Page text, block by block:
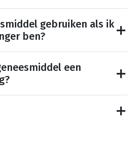
gebruiken als ik
ben?
een